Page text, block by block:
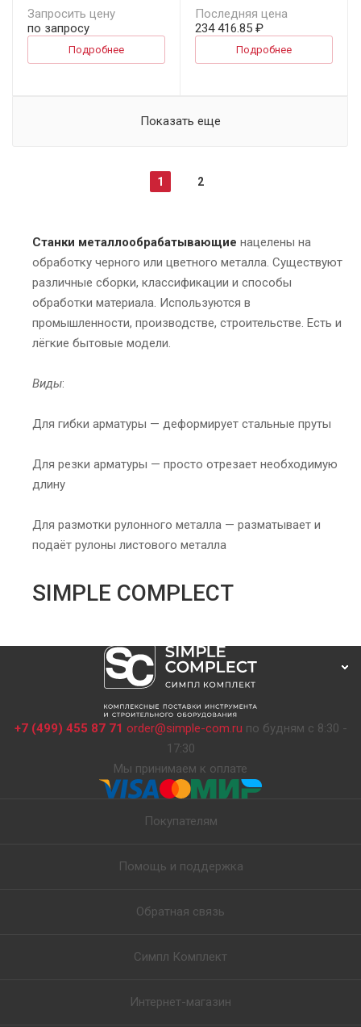
Запросить цену
по запросу
Подробнее
Последняя цена
234 416.85 ₽
Подробнее
Показать еще
1 2
Станки металлообрабатывающие нацелены на
обработку черного или цветного металла. Существуют
различные сборки, классификации и способы
обработки материала. Используются в
промышленности, производстве, строительстве. Есть и
лёгкие бытовые модели.
Виды:
Для гибки арматуры — деформирует стальные пруты
Для резки арматуры — просто отрезает необходимую
длину
Для размотки рулонного металла — разматывает и
подаёт рулоны листового металла
SIMPLE COMPLECT
+7 (499) 455 87 71 order@simple-com.ru по будням с 8:30 -
17:30
Мы принимаем к оплате
Покупателям
Помощь и поддержка
Обратная связь
Симпл Комплект
Интернет-магазин